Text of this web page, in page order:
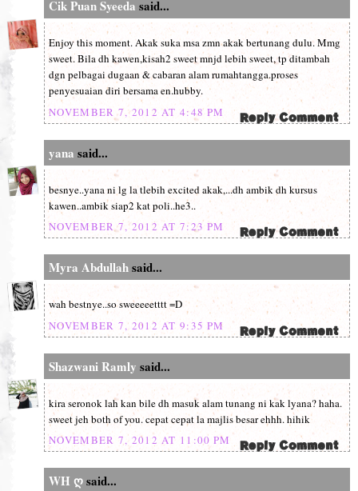
Cik Puan Syeeda said...
Enjoy this moment. Akak suka msa zmn akak bertunang dulu. Mmg
sweet. Bila dh kawen,kisah2 sweet mnjd lebih sweet, tp ditambah
dgn pelbagai dugaan & cabaran alam rumahtangga.proses
penyesuaian diri bersama en.hubby.
NOVEMBER 7, 2012 AT 4:48 PM
yana said...
besnye..yana ni lg la tlebih excited akak,...dh ambik dh kursus
kawen..ambik siap2 kat poli..he3..
NOVEMBER 7, 2012 AT 7:23 PM
Myra Abdullahsaid...
wah bestnye..so sweeeeetttt =D
NOVEMBER 7, 2012 AT 9:35 PM
Shazwani Ramly said...
kira seronok lah kan bile dh masuk alam tunang ni kak lyana? haha.
sweet jeh both of you. cepat cepat la majlis besar ehhh. hihik
NOVEMBER 7, 2012 AT 11:00 PM
WH ღsaid...